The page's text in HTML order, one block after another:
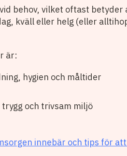
behov, vilket oftast
kväll eller helg (eller
är:
hygien och måltider
och trivsam miljö
innebär och tips för